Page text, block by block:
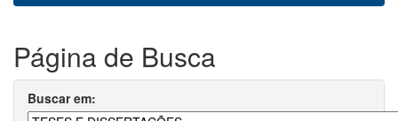
Página de Busca
Buscar em: